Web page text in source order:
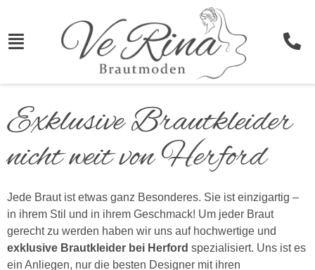
Exklusive Brautkleider
nicht weit von Herford
Jede Braut ist etwas ganz Besonderes. Sie ist einzigartig –
in ihrem Stil und in ihrem Geschmack! Um jeder Braut
gerecht zu werden haben wir uns auf hochwertige und
exklusive Brautkleider bei Herford spezialisiert. Uns ist es
ein Anliegen, nur die besten Designer mit ihren